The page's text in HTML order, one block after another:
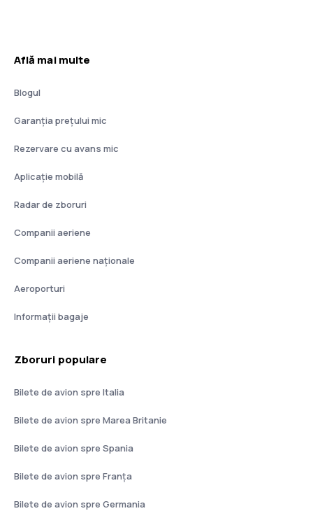
Află mai multe
Blogul
Garanția prețului mic
Rezervare cu avans mic
Aplicație mobilă
Radar de zboruri
Companii aeriene
Companii aeriene naţionale
Aeroporturi
Informații bagaje
Zboruri populare
Bilete de avion spre Italia
Bilete de avion spre Marea Britanie
Bilete de avion spre Spania
Bilete de avion spre Franţa
Bilete de avion spre Germania